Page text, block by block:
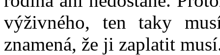
výživného, ten taky
znamená, že ji zaplatit